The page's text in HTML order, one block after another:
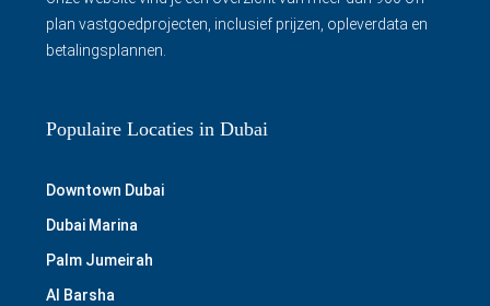
plan vastgoedprojecten, inclusief prijzen, opleverdata en
betalingsplannen.
Populaire Locaties in Dubai
Downtown Dubai
Dubai Marina
Palm Jumeirah
Al Barsha